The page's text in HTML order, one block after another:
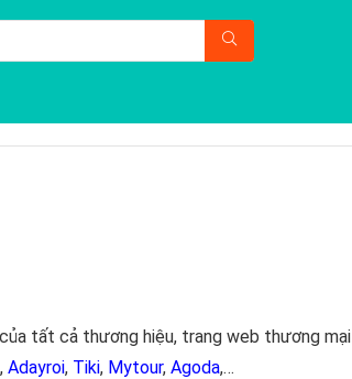
tất cả thương hiệu, trang web thương mại
, Adayroi, Tiki, Mytour, Agoda,…